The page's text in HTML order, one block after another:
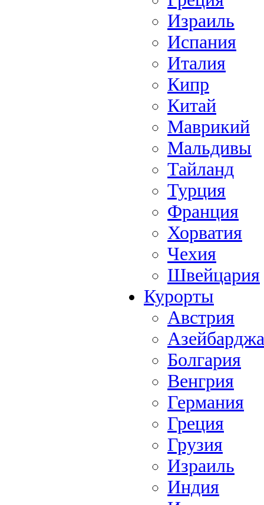
Израиль
Испания
Италия
Кипр
Китай
Маврикий
Мальдивы
Тайланд
Турция
Франция
Хорватия
Чехия
Швейцария
Курорты
Австрия
Болгария
Венгрия
Германия
Греция
Грузия
Израиль
Индия